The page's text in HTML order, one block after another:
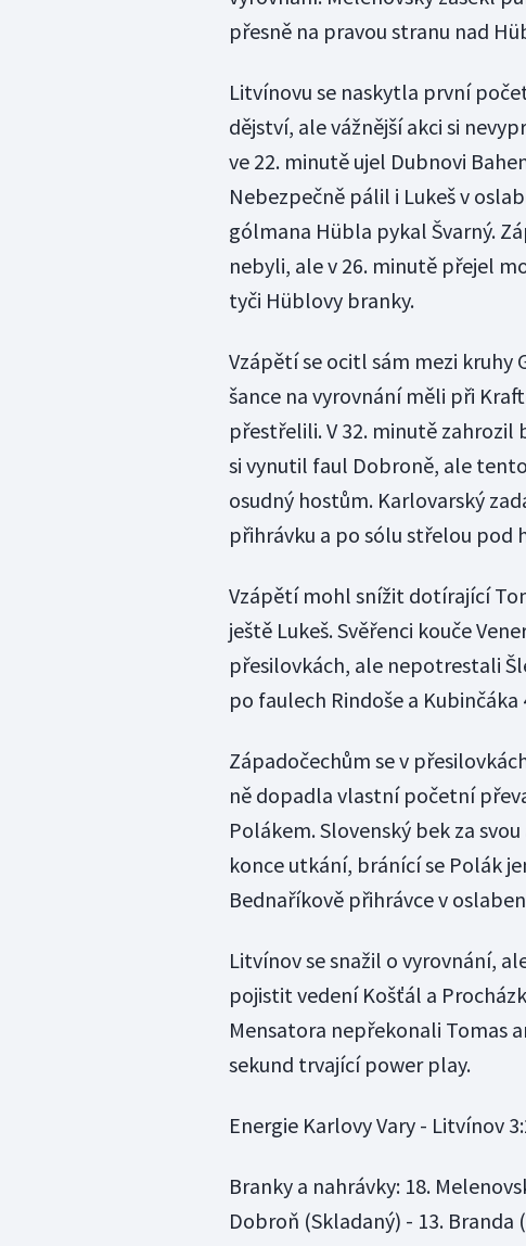
přesně na pravou stranu nad
Litvínovu se naskytla první
dějství, ale vážnější akci si
ve 22. minutě ujel Dubnovi
Nebezpečně pálil i Lukeš v
gólmana Hübla pykal Švarný.
nebyli, ale v 26. minutě přejel
tyči Hüblovy branky.
Vzápětí se ocitl sám mezi kruhy
šance na vyrovnání měli při
přestřelili. V 32. minutě zahrozil
si vynutil faul Dobroně, ale
osudný hostům. Karlovarský
přihrávku a po sólu střelou pod
Vzápětí mohl snížit dotírající
ještě Lukeš. Svěřenci kouče
přesilovkách, ale nepotrestali
po faulech Rindoše a
Západočechům se v
ně dopadla vlastní početní
Polákem. Slovenský bek za
konce utkání, bránící se Polák
Bednaříkově přihrávce v
Litvínov se snažil o vyrovnání,
pojistit vedení Košťál a
Mensatora nepřekonali Tomas
sekund trvající power play.
Energie Karlovy Vary - Litvínov
Branky a nahrávky: 18.
Dobroň (Skladaný) - 13. Branda